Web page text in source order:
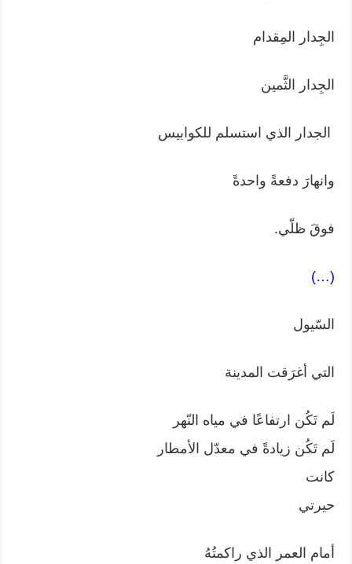
الجِدار المِقدام
الجِدار الثَّمين
الجدار الذي استسلم للكوابيس
وانهارَ دفعةً واحدةً
فوقَ ظلّي.
(…)
السّيول
التي أغرَقت المدينة
لَم تَكُن ارتفاعًا في مياه النّهر
لَم تَكُن زيادةً في معدّل الأمطار
كانت
حيرتي
أمام العمر الذي راكمتُهُ